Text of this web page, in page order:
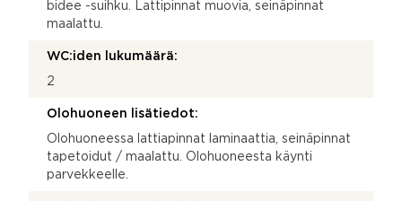
bidee -suihku. Lattipinnat muovia, seinäpinnat
maalattu.
WC:iden lukumäärä:
2
Olohuoneen lisätiedot:
Olohuoneessa lattiapinnat laminaattia, seinäpinnat
tapetoidut / maalattu. Olohuoneesta käynti
parvekkeelle.